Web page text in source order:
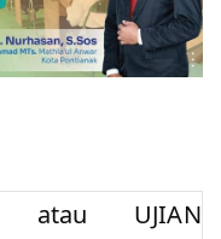
atau UJIAN